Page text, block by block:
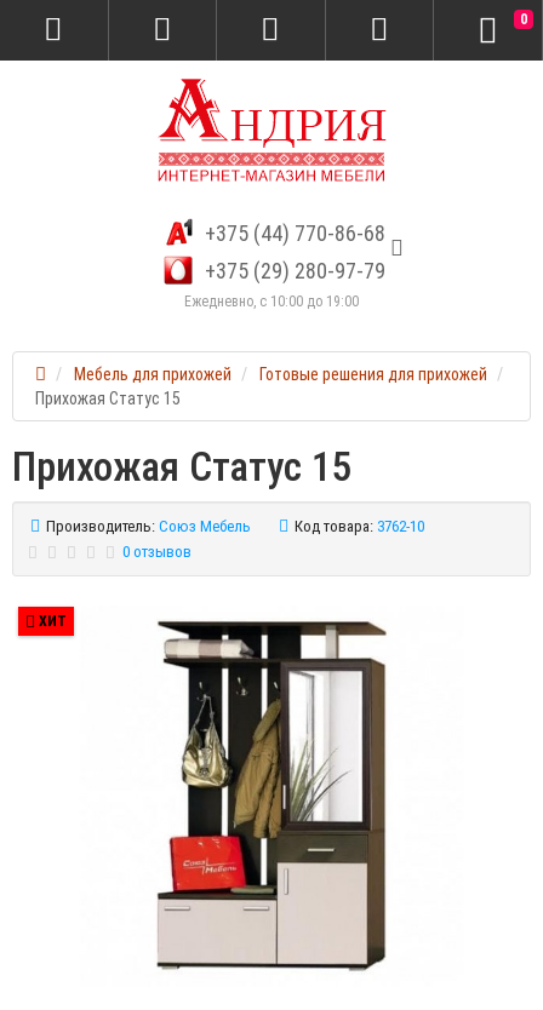
+375 (44) 770-86-68
+375 (29) 280-97-79
Ежедневно, с 10:00 до 19:00
0
Мебель для прихожей
Готовые решения для прихожей
Прихожая Статус 15
Прихожая Статус 15
Производитель: Союз Мебель Код товара: 3762-10
0 отзывов
ХИТ